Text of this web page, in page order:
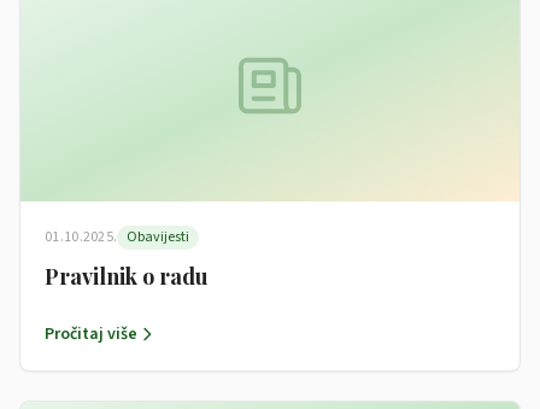
01.10.2025. Obavijesti
Pravilnik o radu
Pročitaj više